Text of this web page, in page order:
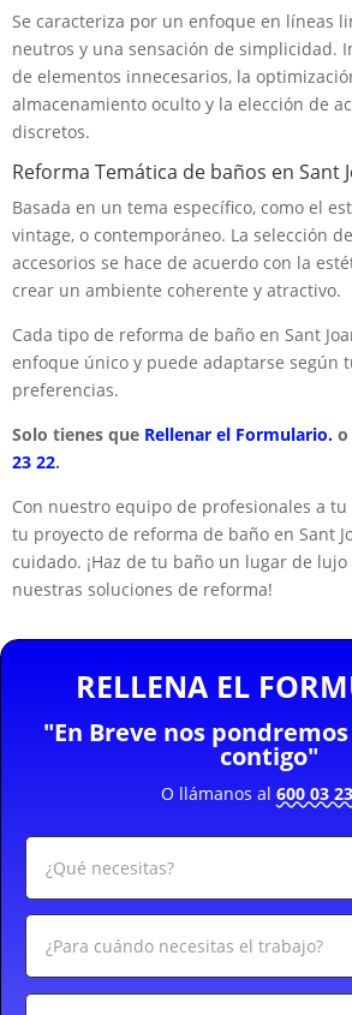
Se caracteriza por un enfoque en líneas
neutros y una sensación de simplicidad.
de elementos innecesarios, la
almacenamiento oculto y la elección de
discretos.
Reforma Temática de baños en Sant
Basada en un tema específico, como el
vintage, o contemporáneo. La selección
accesorios se hace de acuerdo con la
crear un ambiente coherente y atractivo.
Cada tipo de reforma de baño en Sant
enfoque único y puede adaptarse según
preferencias.
Solo tienes que Rellenar el Formulario. o
23 22.
Con nuestro equipo de profesionales a
tu proyecto de reforma de baño en Sant
cuidado. ¡Haz de tu baño un lugar de
nuestras soluciones de reforma!
RELLENA EL
"En Breve nos
contigo"
O llámanos al 600 03